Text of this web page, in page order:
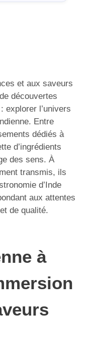
et aux saveurs
découvertes
explorer l’univers
Entre
dédiés à
d’ingrédients
des sens. À
transmis, ils
d’Inde
aux attentes
de qualité.
à